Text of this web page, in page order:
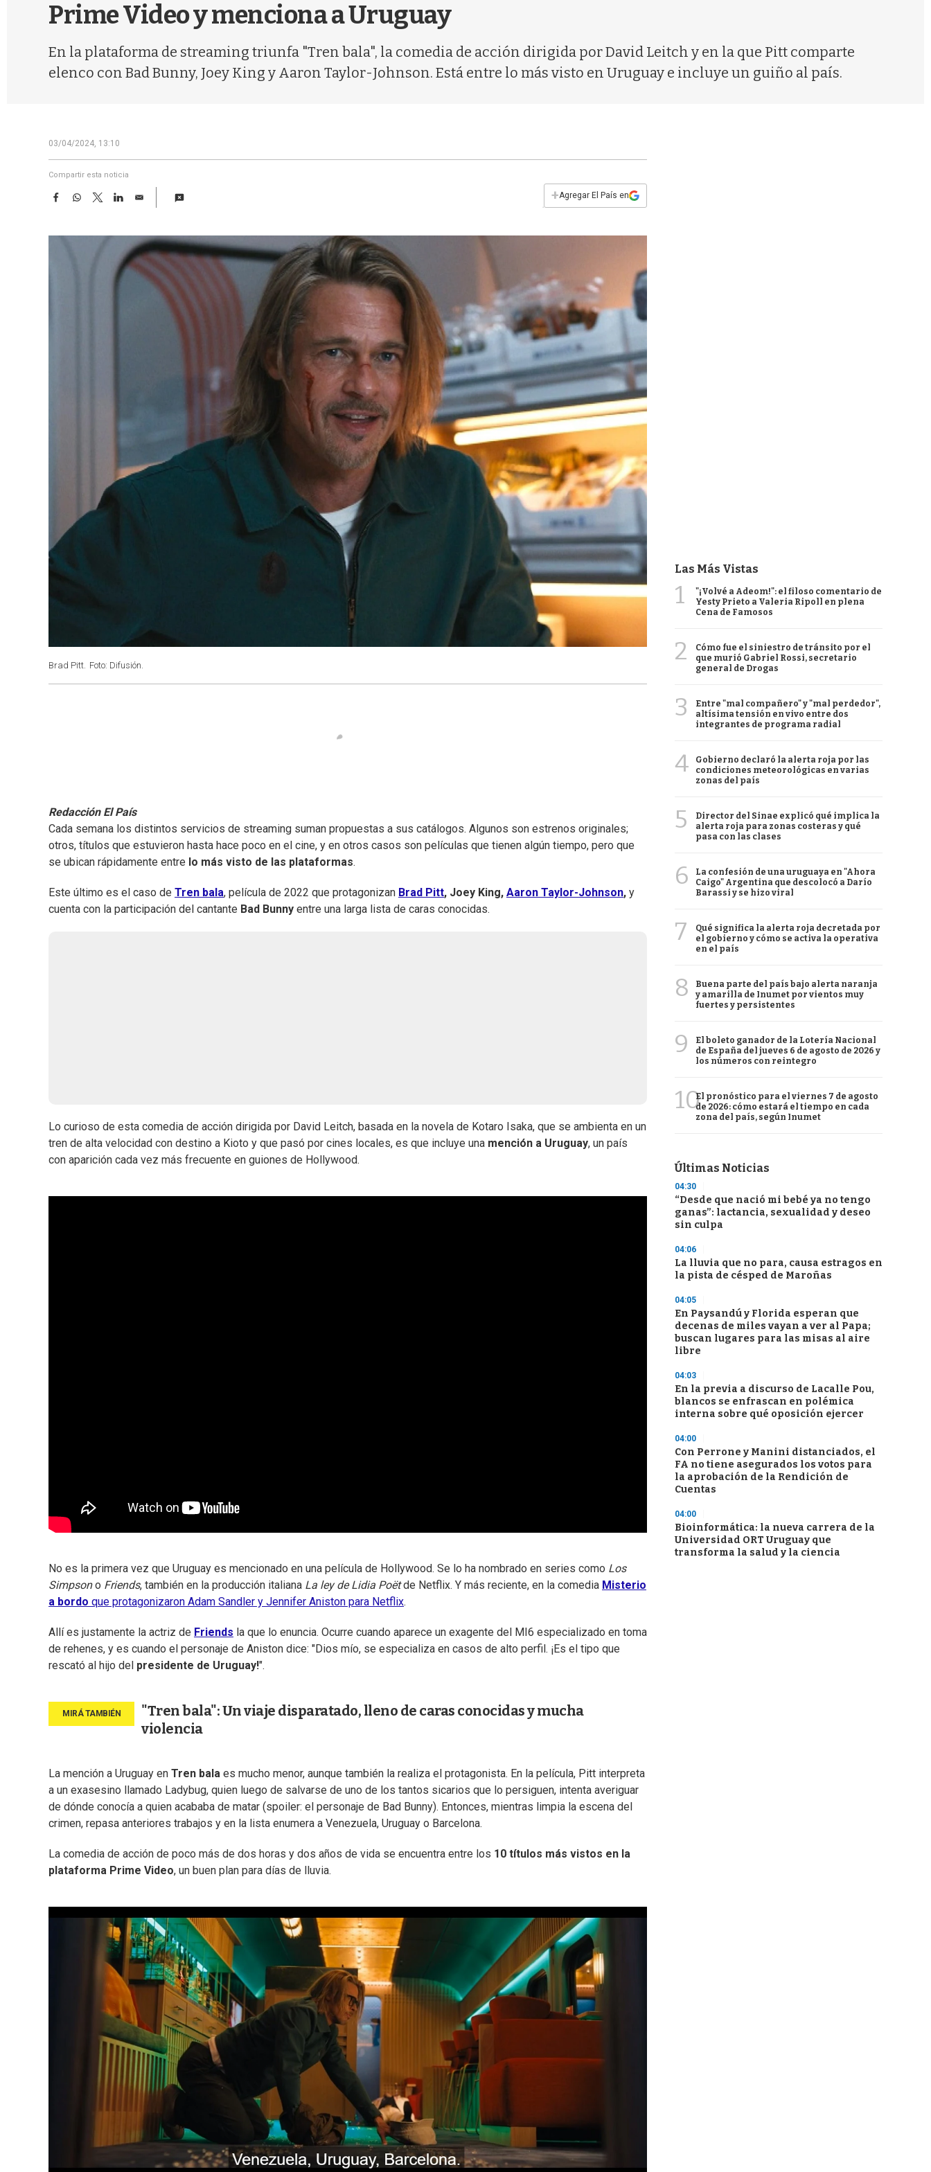
Prime Video y menciona a Uruguay
En la plataforma de streaming triunfa "Tren bala", la comedia de acción dirigida por David Leitch y en la que Pitt comparte
elenco con Bad Bunny, Joey King y Aaron Taylor-Johnson. Está entre lo más visto en Uruguay e incluye un guiño al país.
03/04/2024, 13:10
Compartir esta noticia
F
e
W
t
T
w
t
L
k
e
d
I
E
i
l
+Agregar El País en
Brad Pitt. Foto: Difusión.
Redacción El País
Cada semana los distintos servicios de streaming suman propuestas a sus catálogos. Algunos son estrenos originales;
otros, títulos que estuvieron hasta hace poco en el cine, y en otros casos son películas que tienen algún tiempo, pero que
se ubican rápidamente entre lo más visto de las plataformas.
Este último es el caso de Tren bala, película de 2022 que protagonizan Brad Pitt, Joey King, Aaron Taylor-Johnson, y
cuenta con la participación del cantante Bad Bunny entre una larga lista de caras conocidas.
Lo curioso de esta comedia de acción dirigida por David Leitch, basada en la novela de Kotaro Isaka, que se ambienta en un
tren de alta velocidad con destino a Kioto y que pasó por cines locales, es que incluye una mención a Uruguay, un país
con aparición cada vez más frecuente en guiones de Hollywood.
No es la primera vez que Uruguay es mencionado en una película de Hollywood. Se lo ha nombrado en series como Los
Simpsono Friends, también en la producción italiana La ley de Lidia Poëtde Netflix. Y más reciente, en la comedia Misterio
a bordo que protagonizaron Adam Sandler y Jennifer Aniston para Netflix.
Allí es justamente la actriz de Friends la que lo enuncia. Ocurre cuando aparece un exagente del MI6 especializado en toma
de rehenes, y es cuando el personaje de Aniston dice: "Dios mío, se especializa en casos de alto perfil. ¡Es el tipo que
rescató al hijo del presidente de Uruguay!".
"Tren bala": Un viaje disparatado, lleno de caras conocidas y mucha
violencia
La mención a Uruguay en Tren bala es mucho menor, aunque también la realiza el protagonista. En la película, Pitt interpreta
a un exasesino llamado Ladybug, quien luego de salvarse de uno de los tantos sicarios que lo persiguen, intenta averiguar
de dónde conocía a quien acababa de matar (spoiler: el personaje de Bad Bunny). Entonces, mientras limpia la escena del
crimen, repasa anteriores trabajos y en la lista enumera a Venezuela, Uruguay o Barcelona.
La comedia de acción de poco más de dos horas y dos años de vida se encuentra entre los 10 títulos más vistos en la
plataforma Prime Video, un buen plan para días de lluvia.
Las Más Vistas
1
"¡Volvé a Adeom!": el filoso comentario de
Yesty Prieto a Valeria Ripoll en plena
Cena de Famosos
2
Cómo fue el siniestro de tránsito por el
que murió Gabriel Rossi, secretario
general de Drogas
3
Entre "mal compañero" y "mal perdedor",
altísima tensión en vivo entre dos
integrantes de programa radial
4
Gobierno declaró la alerta roja por las
condiciones meteorológicas en varias
zonas del país
5
Director del Sinae explicó qué implica la
alerta roja para zonas costeras y qué
pasa con las clases
6
La confesión de una uruguaya en "Ahora
Caigo" Argentina que descolocó a Darío
Barassi y se hizo viral
7
Qué significa la alerta roja decretada por
el gobierno y cómo se activa la operativa
en el país
8
Buena parte del país bajo alerta naranja
y amarilla de Inumet por vientos muy
fuertes y persistentes
9
El boleto ganador de la Lotería Nacional
de España del jueves 6 de agosto de 2026 y
los números con reintegro
10El pronóstico para el viernes 7 de agosto
de 2026: cómo estará el tiempo en cada
zona del país, según Inumet
Últimas Noticias
04:30
“Desde que nació mi bebé ya no tengo
ganas”: lactancia, sexualidad y deseo
sin culpa
04:06
La lluvia que no para, causa estragos en
la pista de césped de Maroñas
04:05
En Paysandú y Florida esperan que
decenas de miles vayan a ver al Papa;
buscan lugares para las misas al aire
libre
04:03
En la previa a discurso de Lacalle Pou,
blancos se enfrascan en polémica
interna sobre qué oposición ejercer
04:00
Con Perrone y Manini distanciados, el
FA no tiene asegurados los votos para
la aprobación de la Rendición de
Cuentas
04:00
Bioinformática: la nueva carrera de la
Universidad ORT Uruguay que
transforma la salud y la ciencia